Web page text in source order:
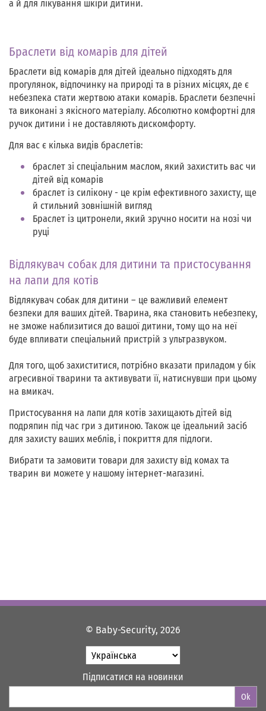
а й для лікування шкіри дитини.
Браслети від комарів для дітей
Браслети від комарів для дітей ідеально підходять для
прогулянок, відпочинку на природі та в різних місцях, де є
небезпека стати жертвою атаки комарів. Браслети безпечні
та виконані з якісного матеріалу. Абсолютно комфортні для
ручок дитини і не доставляють дискомфорту.
Для вас є кілька видів браслетів:
браслет зі спеціальним маслом, який захистить вас чи
дітей від комарів
браслет із силікону - це крім ефективного захисту, ще
й стильний зовнішній вигляд
Браслет із цитронели, який зручно носити на нозі чи
руці
Відлякувач собак для дитини та пристосування
на лапи для котів
Відлякувач собак для дитини – це важливий елемент
безпеки для ваших дітей. Тварина, яка становить небезпеку,
не зможе наблизитися до вашої дитини, тому що на неї
буде впливати спеціальний пристрій з ультразвуком.
Для того, щоб захиститися, потрібно вказати приладом у бік
агресивної тварини та активувати її, натиснувши при цьому
на вмикач.
Пристосування на лапи для котів захищають дітей від
подряпин під час гри з дитиною. Також це ідеальний засіб
для захисту ваших меблів, і покриття для підлоги.
Вибрати та замовити товари для захисту від комах та
тварин ви можете у нашому інтернет-магазині.
© Baby-Security, 2026
Підписатися на новинки
Ok